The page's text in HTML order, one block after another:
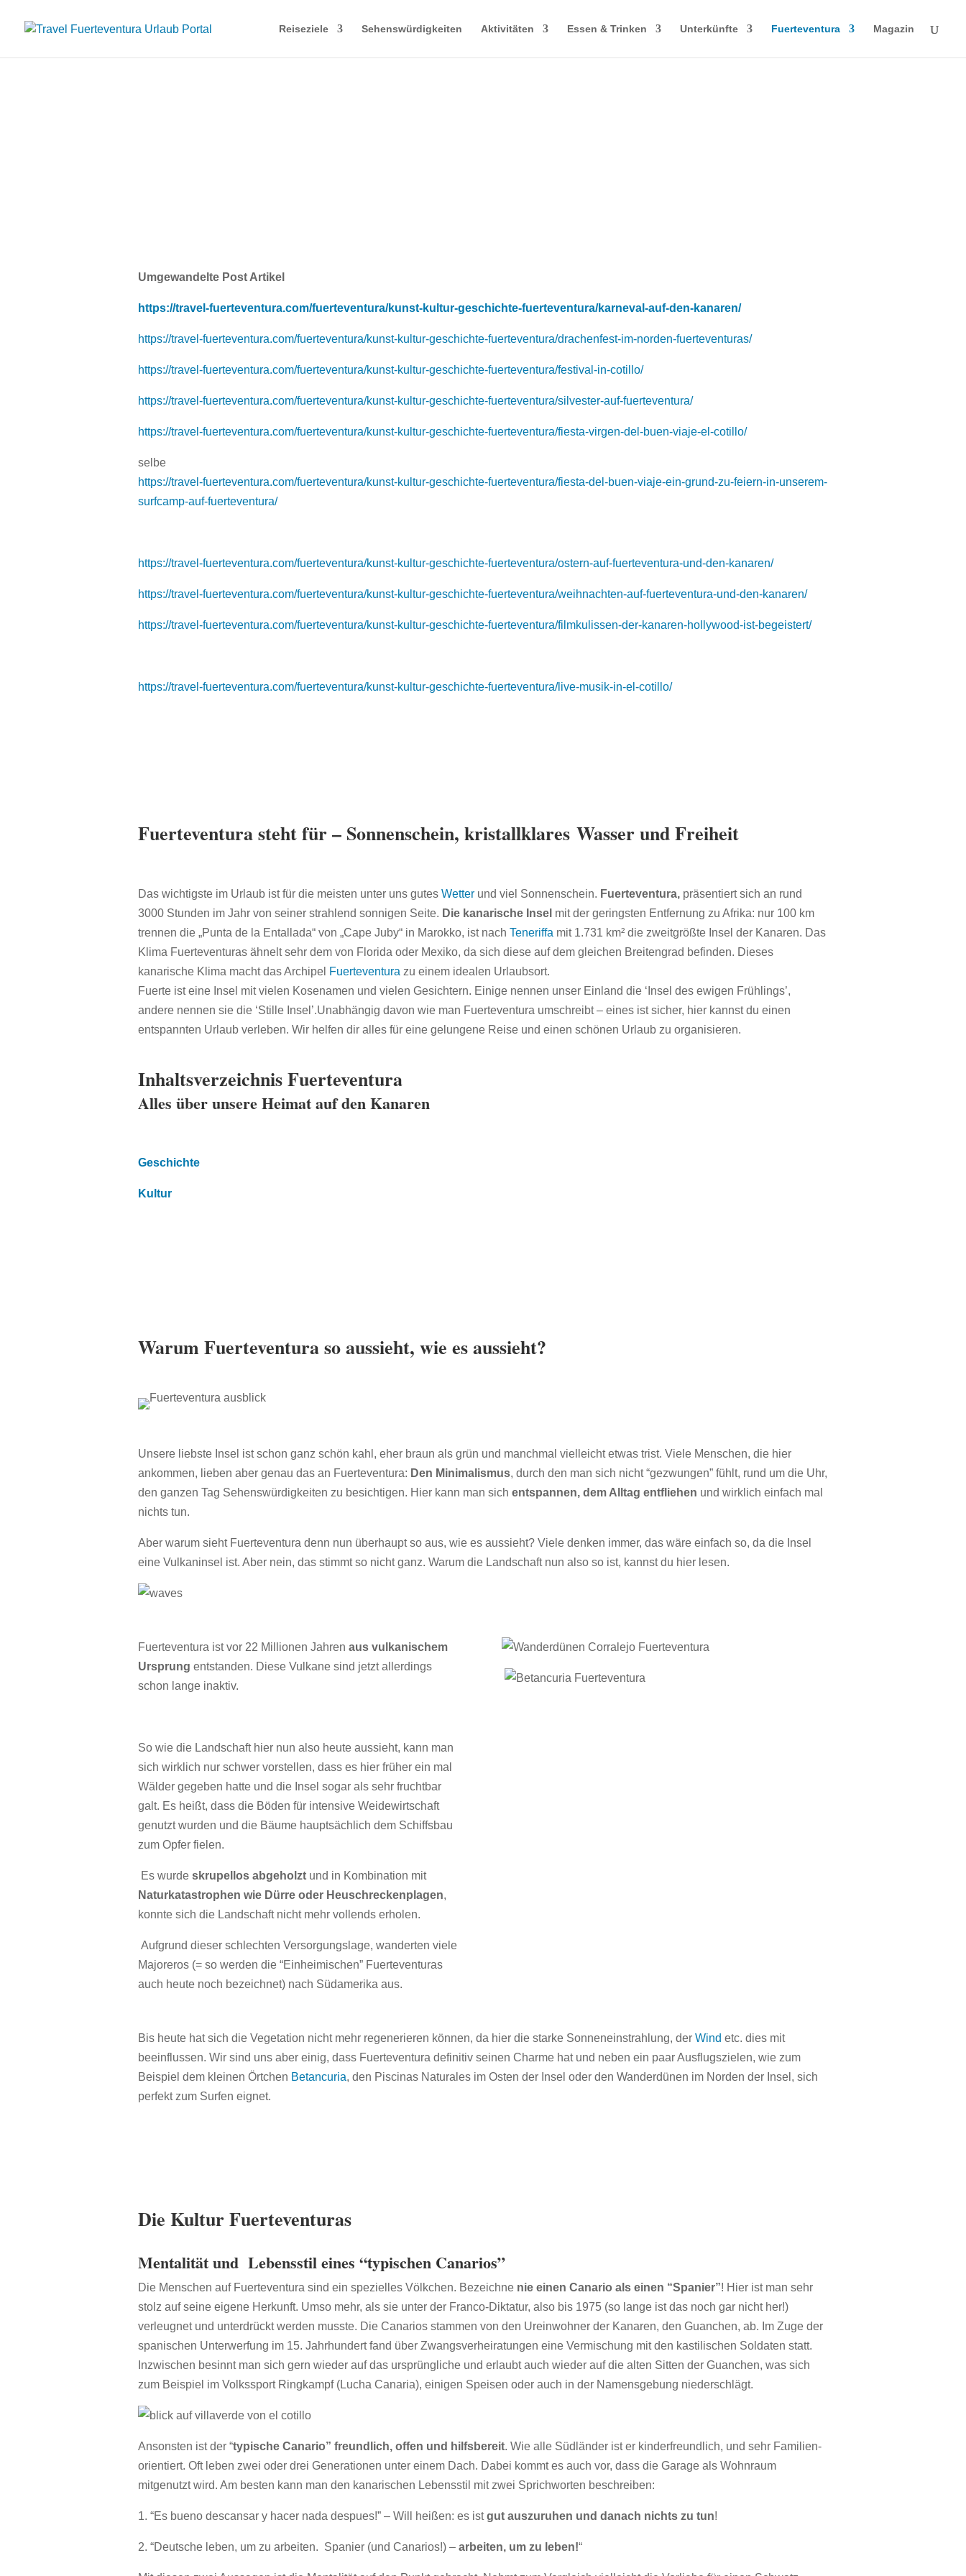
Reiseziele Sehenswürdigkeiten Aktivitäten Essen & Trinken Unterkünfte Fuerteventura Magazin
Umgewandelte Post Artikel
https://travel-fuerteventura.com/fuerteventura/kunst-kultur-geschichte-fuerteventura/karneval-auf-den-kanaren/
https://travel-fuerteventura.com/fuerteventura/kunst-kultur-geschichte-fuerteventura/drachenfest-im-norden-fuerteventuras/
https://travel-fuerteventura.com/fuerteventura/kunst-kultur-geschichte-fuerteventura/festival-in-cotillo/
https://travel-fuerteventura.com/fuerteventura/kunst-kultur-geschichte-fuerteventura/silvester-auf-fuerteventura/
https://travel-fuerteventura.com/fuerteventura/kunst-kultur-geschichte-fuerteventura/fiesta-virgen-del-buen-viaje-el-cotillo/
selbe
https://travel-fuerteventura.com/fuerteventura/kunst-kultur-geschichte-fuerteventura/fiesta-del-buen-viaje-ein-grund-zu-feiern-in-unserem-
surfcamp-auf-fuerteventura/
https://travel-fuerteventura.com/fuerteventura/kunst-kultur-geschichte-fuerteventura/ostern-auf-fuerteventura-und-den-kanaren/
https://travel-fuerteventura.com/fuerteventura/kunst-kultur-geschichte-fuerteventura/weihnachten-auf-fuerteventura-und-den-kanaren/
https://travel-fuerteventura.com/fuerteventura/kunst-kultur-geschichte-fuerteventura/filmkulissen-der-kanaren-hollywood-ist-begeistert/
https://travel-fuerteventura.com/fuerteventura/kunst-kultur-geschichte-fuerteventura/live-musik-in-el-cotillo/
Fuerteventura steht für – Sonnenschein, kristallklares Wasser und Freiheit
Das wichtigste im Urlaub ist für die meisten unter uns gutes Wetter und viel Sonnenschein. Fuerteventura, präsentiert sich an rund
3000 Stunden im Jahr von seiner strahlend sonnigen Seite. Die kanarische Insel mit der geringsten Entfernung zu Afrika: nur 100 km
trennen die „Punta de la Entallada“ von „Cape Juby“ in Marokko, ist nach Teneriffa mit 1.731 km² die zweitgrößte Insel der Kanaren. Das
Klima Fuerteventuras ähnelt sehr dem von Florida oder Mexiko, da sich diese auf dem gleichen Breitengrad befinden. Dieses
kanarische Klima macht das Archipel Fuerteventura zu einem idealen Urlaubsort.
Fuerte ist eine Insel mit vielen Kosenamen und vielen Gesichtern. Einige nennen unser Einland die ‘Insel des ewigen Frühlings’,
andere nennen sie die ‘Stille Insel’.Unabhängig davon wie man Fuerteventura umschreibt – eines ist sicher, hier kannst du einen
entspannten Urlaub verleben. Wir helfen dir alles für eine gelungene Reise und einen schönen Urlaub zu organisieren.
Inhaltsverzeichnis Fuerteventura
Alles über unsere Heimat auf den Kanaren
Geschichte
Kultur
Warum Fuerteventura so aussieht, wie es aussieht?
Unsere liebste Insel ist schon ganz schön kahl, eher braun als grün und manchmal vielleicht etwas trist. Viele Menschen, die hier
ankommen, lieben aber genau das an Fuerteventura: Den Minimalismus, durch den man sich nicht “gezwungen” fühlt, rund um die Uhr,
den ganzen Tag Sehenswürdigkeiten zu besichtigen. Hier kann man sich entspannen, dem Alltag entfliehen und wirklich einfach mal
nichts tun.
Aber warum sieht Fuerteventura denn nun überhaupt so aus, wie es aussieht? Viele denken immer, das wäre einfach so, da die Insel
eine Vulkaninsel ist. Aber nein, das stimmt so nicht ganz. Warum die Landschaft nun also so ist, kannst du hier lesen.
Fuerteventura ist vor 22 Millionen Jahren aus vulkanischem
Ursprung entstanden. Diese Vulkane sind jetzt allerdings
schon lange inaktiv.
So wie die Landschaft hier nun also heute aussieht, kann man
sich wirklich nur schwer vorstellen, dass es hier früher ein mal
Wälder gegeben hatte und die Insel sogar als sehr fruchtbar
galt. Es heißt, dass die Böden für intensive Weidewirtschaft
genutzt wurden und die Bäume hauptsächlich dem Schiffsbau
zum Opfer fielen.
Es wurde skrupellos abgeholzt und in Kombination mit
Naturkatastrophen wie Dürre oder Heuschreckenplagen,
konnte sich die Landschaft nicht mehr vollends erholen.
Aufgrund dieser schlechten Versorgungslage, wanderten viele
Majoreros (= so werden die “Einheimischen” Fuerteventuras
auch heute noch bezeichnet) nach Südamerika aus.
Bis heute hat sich die Vegetation nicht mehr regenerieren können, da hier die starke Sonneneinstrahlung, der Wind etc. dies mit
beeinflussen. Wir sind uns aber einig, dass Fuerteventura definitiv seinen Charme hat und neben ein paar Ausflugszielen, wie zum
Beispiel dem kleinen Örtchen Betancuria, den Piscinas Naturales im Osten der Insel oder den Wanderdünen im Norden der Insel, sich
perfekt zum Surfen eignet.
Die Kultur Fuerteventuras
Mentalität und Lebensstil eines “typischen Canarios”
Die Menschen auf Fuerteventura sind ein spezielles Völkchen. Bezeichne nie einen Canario als einen “Spanier”! Hier ist man sehr
stolz auf seine eigene Herkunft. Umso mehr, als sie unter der Franco-Diktatur, also bis 1975 (so lange ist das noch gar nicht her!)
verleugnet und unterdrückt werden musste. Die Canarios stammen von den Ureinwohner der Kanaren, den Guanchen, ab. Im Zuge der
spanischen Unterwerfung im 15. Jahrhundert fand über Zwangsverheiratungen eine Vermischung mit den kastilischen Soldaten statt.
Inzwischen besinnt man sich gern wieder auf das ursprüngliche und erlaubt auch wieder auf die alten Sitten der Guanchen, was sich
zum Beispiel im Volkssport Ringkampf (Lucha Canaria), einigen Speisen oder auch in der Namensgebung niederschlägt.
Ansonsten ist der “typische Canario” freundlich, offen und hilfsbereit. Wie alle Südländer ist er kinderfreundlich, und sehr Familien-
orientiert. Oft leben zwei oder drei Generationen unter einem Dach. Dabei kommt es auch vor, dass die Garage als Wohnraum
mitgenutzt wird. Am besten kann man den kanarischen Lebensstil mit zwei Sprichworten beschreiben:
1. “Es bueno descansar y hacer nada despues!” – Will heißen: es istgut auszuruhen und danach nichts zu tun!
2. “Deutsche leben, um zu arbeiten. Spanier (und Canarios!) – arbeiten, um zu leben!“